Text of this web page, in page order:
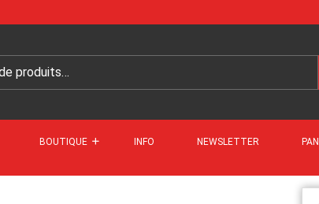
BOUTIQUE INFO NEWSLETTER